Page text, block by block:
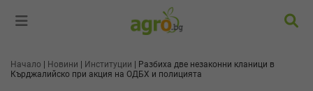
Начало Новини Институции
Разбиха две незаконни кланици в
Кърджалийско при акция на ОДБХ и полицията